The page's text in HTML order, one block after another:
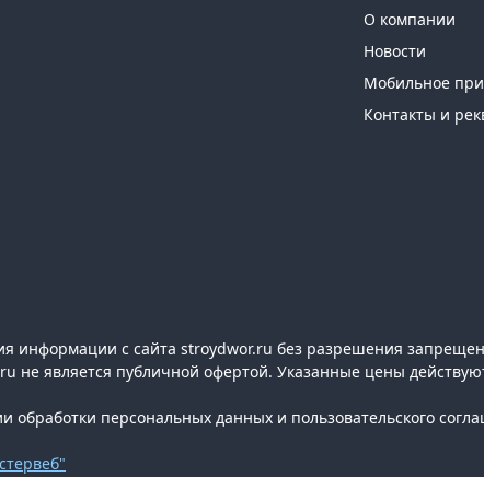
О компании
Новости
Мобильное
Контакты и
с сайта stroydwor.ru без разрешения
не является публичной офертой. Указанные цены
персональных данных и пользовательского